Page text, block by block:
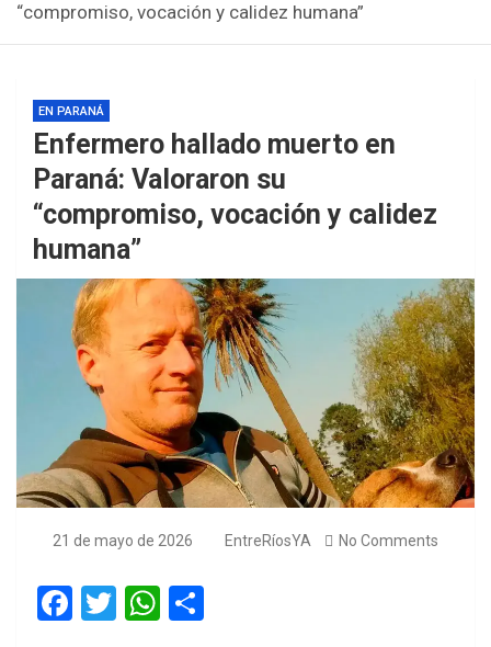
“compromiso, vocación y calidez humana”
EN PARANÁ
Enfermero hallado muerto en
Paraná: Valoraron su
“compromiso, vocación y calidez
humana”
21 de mayo de 2026 EntreRíosYA No Comments
F
T
W